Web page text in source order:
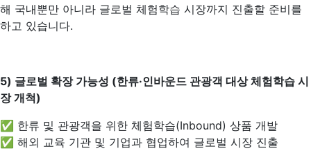
해 국내뿐만 아니라 글로벌 체험학습 시장까지 진출할 준비를
하고 있습니다.
5) 글로벌 확장 가능성 (한류·인바운드 관광객 대상 체험학습 시
장 개척)
✅ 한류 및 관광객을 위한 체험학습(Inbound) 상품 개발
✅ 해외 교육 기관 및 기업과 협업하여 글로벌 시장 진출